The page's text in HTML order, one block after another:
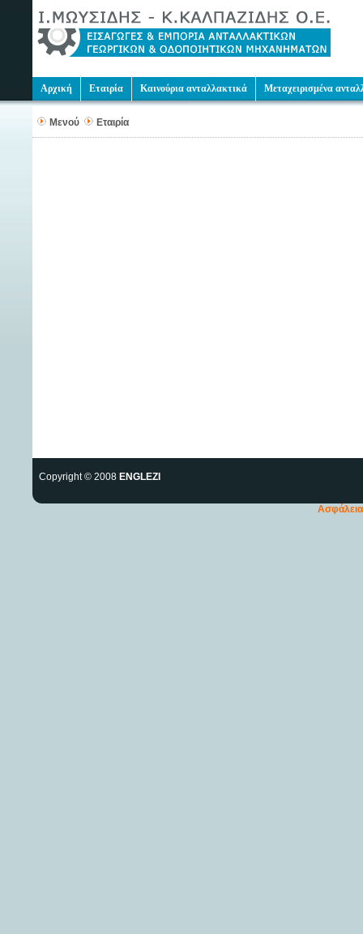
Αρχική Εταιρία Καινούρια ανταλλακτικά Μεταχειρισμένα
Μενού Εταιρία
Copyright © 2008 ENGLEZI